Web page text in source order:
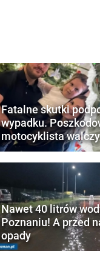
Fatalne skutki
wypadku.
motocyklista
Nawet 40 litrów
Poznaniu! A przed
opady